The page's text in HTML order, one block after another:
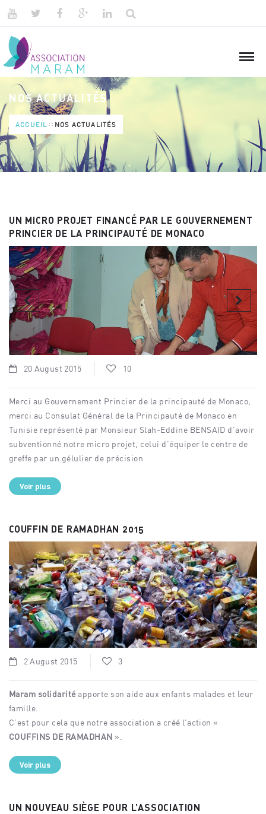
NOS ACTUALITÉS
ACCUEIL NOS ACTUALITÉS
UN MICRO PROJET FINANCÉ PAR LE GOUVERNEMENT
PRINCIER DE LA PRINCIPAUTÉ DE MONACO
20 August 2015 10
Merci au Gouvernement Princier de la principauté de Monaco,
merci au Consulat Général de la Principauté de Monaco en
Tunisie représenté par Monsieur Slah-Eddine BENSAID d’avoir
subventionné notre micro projet, celui d’équiper le centre de
greffe par un gélulier de précision
Voir plus
COUFFIN DE RAMADHAN 2015
2 August 2015 3
Maram solidarité apporte son aide aux enfants malades et leur
famille.
C’est pour cela que notre association a créé l’action «
COUFFINS DE RAMADHAN ».
Voir plus
UN NOUVEAU SIÈGE POUR L’ASSOCIATION